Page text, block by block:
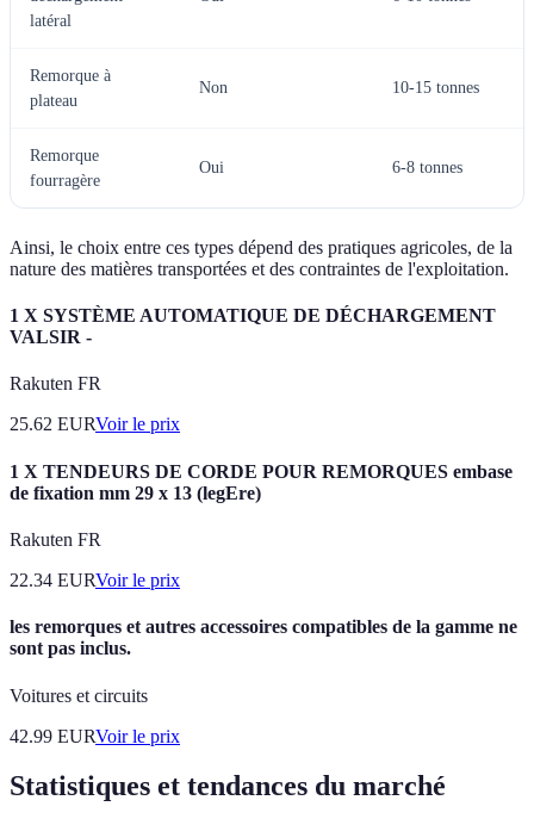
latéral
Remorque à
plateau
Non 10-15 tonnes
Remorque
fourragère
Oui 6-8 tonnes
Ainsi, le choix entre ces types dépend des pratiques agricoles, de la
nature des matières transportées et des contraintes de l'exploitation.
1 X SYSTÈME AUTOMATIQUE DE DÉCHARGEMENT
VALSIR -
Rakuten FR
25.62 EURVoir le prix
1 X TENDEURS DE CORDE POUR REMORQUES embase
de fixation mm 29 x 13 (legEre)
Rakuten FR
22.34 EURVoir le prix
les remorques et autres accessoires compatibles de la gamme ne
sont pas inclus.
Voitures et circuits
42.99 EURVoir le prix
Statistiques et tendances du marché